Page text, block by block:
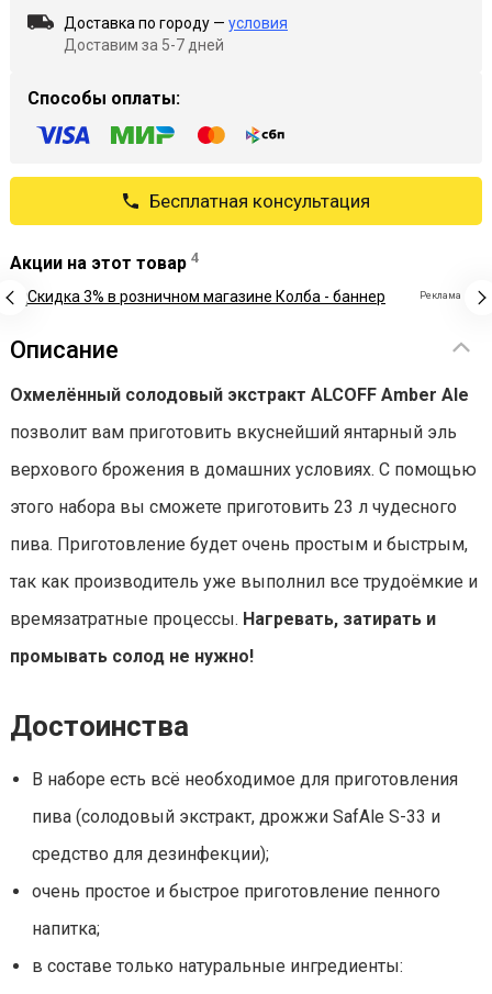
Доставка по городу — условия
Доставим за 5-7 дней
Способы оплаты:
Бесплатная консультация
Акции на этот товар 4
Реклама
Описание
Охмелённый солодовый экстракт ALCOFF Amber Ale
позволит вам приготовить вкуснейший янтарный эль
верхового брожения в домашних условиях. С помощью
этого набора вы сможете приготовить 23 л чудесного
пива. Приготовление будет очень простым и быстрым,
так как производитель уже выполнил все трудоёмкие и
времязатратные процессы. Нагревать, затирать и
промывать солод не нужно!
Достоинства
В наборе есть всё необходимое для приготовления
пива (солодовый экстракт, дрожжи SafAle S-33 и
средство для дезинфекции);
очень простое и быстрое приготовление пенного
напитка;
в составе только натуральные ингредиенты: